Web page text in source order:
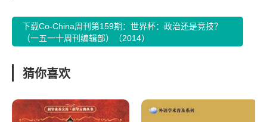
下载Co-China周刊第159期：世界杯：政治还是竞技？
（一五一十周刊编辑部）（2014）
猜你喜欢